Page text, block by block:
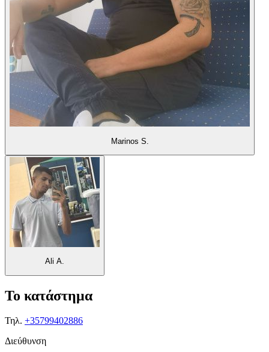
Marinos S.
Ali A.
Το κατάστημα
Τηλ. +35799402886
Διεύθυνση